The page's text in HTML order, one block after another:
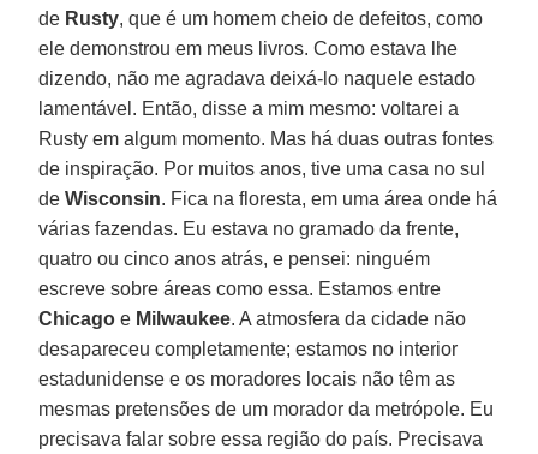
de Rusty, que é um homem cheio de defeitos, como
ele demonstrou em meus livros. Como estava lhe
dizendo, não me agradava deixá-lo naquele estado
lamentável. Então, disse a mim mesmo: voltarei a
Rusty em algum momento. Mas há duas outras fontes
de inspiração. Por muitos anos, tive uma casa no sul
deWisconsin. Fica na floresta, em uma área onde há
várias fazendas. Eu estava no gramado da frente,
quatro ou cinco anos atrás, e pensei: ninguém
escreve sobre áreas como essa. Estamos entre
Chicago e Milwaukee. A atmosfera da cidade não
desapareceu completamente; estamos no interior
estadunidense e os moradores locais não têm as
mesmas pretensões de um morador da metrópole. Eu
precisava falar sobre essa região do país. Precisava